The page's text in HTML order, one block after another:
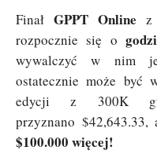
Finał GPPT Online z
rozpocznie się o
wywalczyć w nim
ostatecznie może być
edycji z 300K
przyznano
$100.000 więcej!